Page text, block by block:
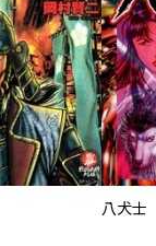
八犬士